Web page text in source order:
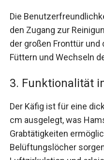
Die
den Zugang zur
der großen Fronttür und
Füttern und Wechseln
3. Funktionalität
Der Käfig ist für eine
cm ausgelegt, was
Grabtätigkeiten
Belüftungslöcher